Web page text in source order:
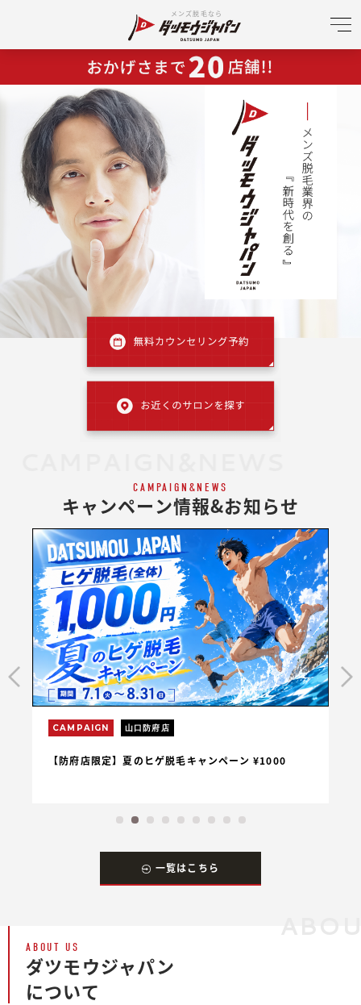
メンズ脱毛なら
CAMPAIGN&NEWS
キャンペーン情報&お知らせ
CAMPAIGN 山口防府店
【防府店限定】夏のヒゲ脱毛キャンペーン ¥1000
一覧はこちら
ABOUT US
ダツモウジャパン
について